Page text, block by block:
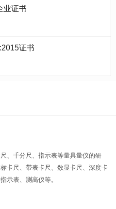
业证书
证书
、千分尺、指示表等量具量仪的研
卡尺、带表卡尺、数显卡尺、深度卡
示表、测高仪等。